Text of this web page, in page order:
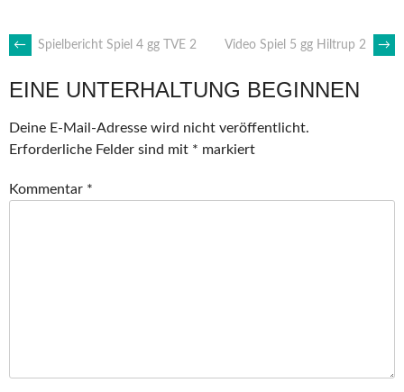
ARTIKEL-
NAVIGATION
← Spielbericht Spiel 4 gg TVE 2 Video Spiel 5 gg Hiltrup 2 →
EINE UNTERHALTUNG BEGINNEN
Deine E-Mail-Adresse wird nicht veröffentlicht.
Erforderliche Felder sind mit * markiert
Kommentar *